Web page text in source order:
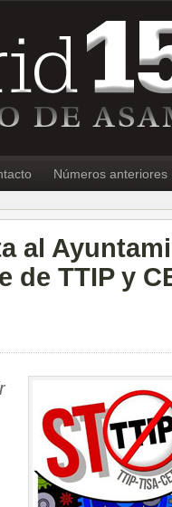
Números anteriores
al
de TTIP y